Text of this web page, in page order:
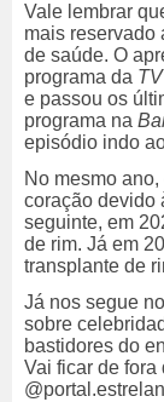
Vale lembrar
mais reservado
de saúde. O
programa da
e passou os
programa na
episódio indo
No mesmo
coração devido
seguinte, em
de rim. Já em
transplante de
Já nos segue no
sobre
bastidores do
Vai ficar de fora